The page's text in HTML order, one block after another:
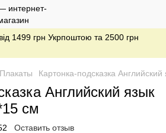
1499 грн Укрпоштою та 2500 грн
Плакаты Картонка-подсказка
Английский язык
см
Оставить отзыв